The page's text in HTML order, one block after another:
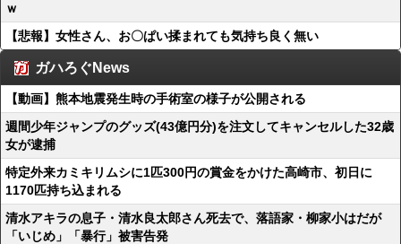
ｗ
【悲報】女性さん、お〇ぱい揉まれても気持ち良く無い
ガハろぐNews
【動画】熊本地震発生時の手術室の様子が公開される
週間少年ジャンプのグッズ(43億円分)を注文してキャンセルした32歳
女が逮捕
特定外来カミキリムシに1匹300円の賞金をかけた高崎市、初日に
1170匹持ち込まれる
清水アキラの息子・清水良太郎さん死去で、落語家・柳家小はだが
「いじめ」「暴行」被害告発